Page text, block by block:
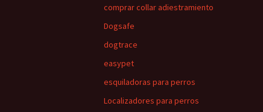
comprar collar adiestramiento
Dogsafe
dogtrace
easypet
esquiladoras para perros
Localizadores para perros